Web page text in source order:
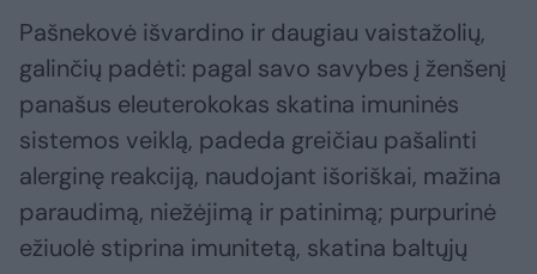
Pašnekovė išvardino ir daugiau vaistažolių,
galinčių padėti: pagal savo savybes į ženšenį
panašus eleuterokokas skatina imuninės
sistemos veiklą, padeda greičiau pašalinti
alerginę reakciją, naudojant išoriškai, mažina
paraudimą, niežėjimą ir patinimą; purpurinė
ežiuolė stiprina imunitetą, skatina baltųjų